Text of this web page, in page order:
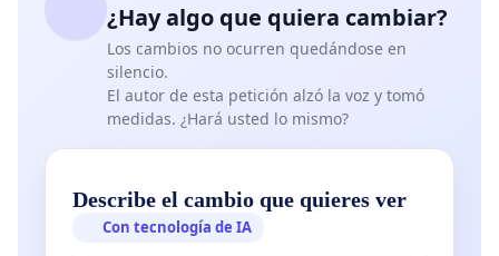
Secretario General del Partido
Comunista de España.Diputado de UP
en Congreso. Miembro Colegiada de
IU-
Verstrynge
Revuelta
Responsable de Organización de
Podemos.
¿Hay algo que quiera cambiar?
Los cambios no ocurren quedándose en
silencio.
El autor de esta petición alzó la voz y tomó
medidas. ¿Hará usted lo mismo?
Describe el cambio que quieres ver
Con tecnología de IA